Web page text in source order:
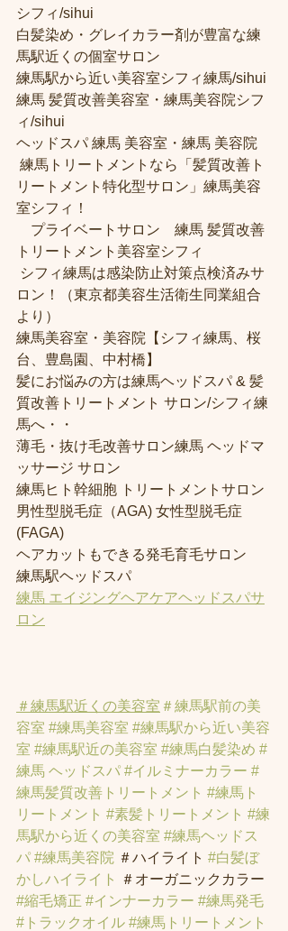
シフィ/sihui
白髪染め・グレイカラー剤が豊富な練
馬駅近くの個室サロン
練馬駅から近い美容室シフィ練馬/sihui
練馬 髪質改善美容室・練馬美容院シフ
ィ/sihui
ヘッドスパ 練馬 美容室・練馬 美容院
練馬トリートメントなら「髪質改善ト
リートメント特化型サロン」練馬美容
室シフィ！
プライベートサロン　練馬 髪質改善
トリートメント美容室シフィ
シフィ練馬は感染防止対策点検済みサ
ロン！（東京都美容生活衛生同業組合
より）
練馬美容室・美容院【シフィ練馬、桜
台、豊島園、中村橋】
髪にお悩みの方は練馬ヘッドスパ & 髪
質改善トリートメント サロン/シフィ練
馬へ・・
薄毛・抜け毛改善サロン練馬 ヘッドマ
ッサージ サロン
練馬ヒト幹細胞 トリートメントサロン
男性型脱毛症（AGA) 女性型脱毛症
(FAGA)
ヘアカットもできる発毛育毛サロン
練馬駅ヘッドスパ
練馬 エイジングヘアケアヘッドスパサ
ロン
＃練馬駅近くの美容室 ＃練馬駅前の美
容室 #練馬美容室 #練馬駅から近い美容
室 #練馬駅近の美容室 #練馬白髪染め #
練馬 ヘッドスパ #イルミナーカラー #
練馬髪質改善トリートメント #練馬ト
リートメント #素髪トリートメント #練
馬駅から近くの美容室 #練馬ヘッドス
パ #練馬美容院 ＃ハイライト #白髪ぼ
かしハイライト
＃オーガニックカラー
#縮毛矯正 #インナーカラー #練馬発毛
#トラックオイル #練馬トリートメント